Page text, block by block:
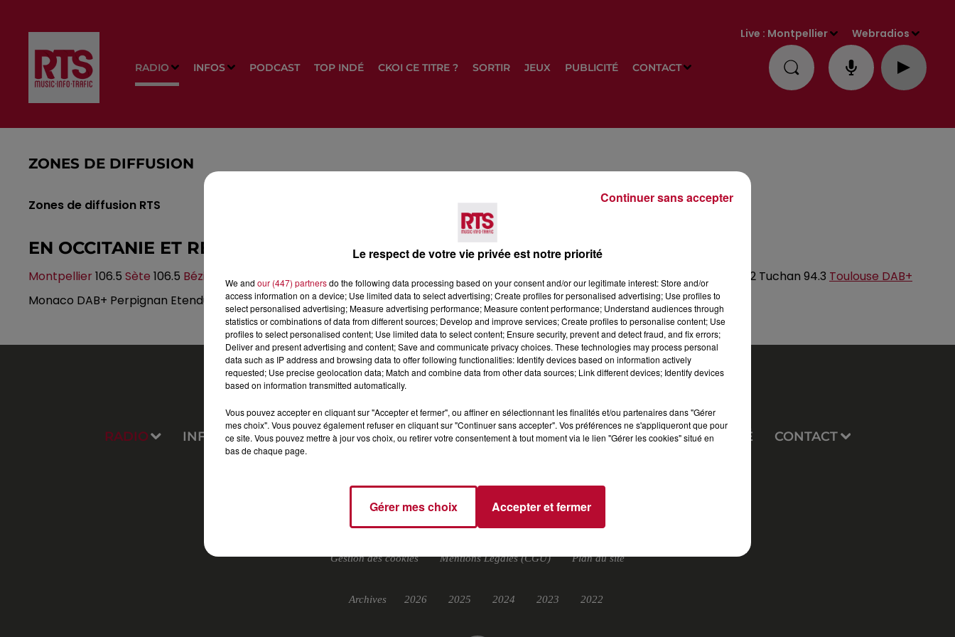
RADIO INFOS PODCAST TOP INDÉ CKOI CE TITRE ? SORTIR JEUX PUBLICITÉ CONTACT
Live : Montpellier Webradios
ZONES DE DIFFUSION
Zones de diffusion RTS
EN OCCITANIE ET REGION SUD
Montpellier 106.5 Sète 106.5 Béziers 87.9 Narbonne 106 Nîmes 106.6 Avignon 106.7 Lodève 105.9 Ganges-Le Vigan 87.8 Perpignan 94.2 Tuchan 94.3 Toulouse DAB+
Monaco DAB+ Perpignan Etendu DAB+ Nimes-Alès DAB+
RADIO INFOS PODCAST TOP INDÉ CKOI CE TITRE ? SORTIR JEUX PUBLICITÉ CONTACT
Gestion des cookies Mentions Légales (CGU) Plan du site
Archives 2026 2025 2024 2023 2022
Le respect de votre vie privée est notre priorité
We and our (447) partnersdo the following data processing based on your consent and/or our legitimate interest: Store and/or
access information on a device; Use limited data to select advertising; Create profiles for personalised advertising; Use profiles to
select personalised advertising; Measure advertising performance; Measure content performance; Understand audiences through
statistics or combinations of data from different sources; Develop and improve services; Create profiles to personalise content; Use
profiles to select personalised content; Use limited data to select content; Ensure security, prevent and detect fraud, and fix errors;
Deliver and present advertising and content; Save and communicate privacy choices. These technologies may process personal
data such as IP address and browsing data to offer following functionalities: Identify devices based on information actively
requested; Use precise geolocation data; Match and combine data from other data sources; Link different devices; Identify devices
based on information transmitted automatically.
Vous pouvez accepter en cliquant sur "Accepter et fermer", ou affiner en sélectionnant les finalités et/ou partenaires dans "Gérer
mes choix". Vous pouvez également refuser en cliquant sur "Continuer sans accepter". Vos préférences ne s'appliqueront que pour
ce site. Vous pouvez mettre à jour vos choix, ou retirer votre consentement à tout moment via le lien "Gérer les cookies" situé en
bas de chaque page.
Gérer mes choix Accepter et fermer
Continuer sans accepter